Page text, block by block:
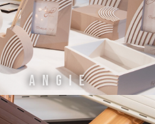
ANGIE